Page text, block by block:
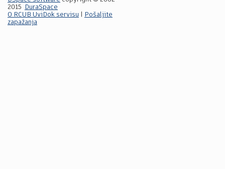
2015
DuraSpace
O RCUB UviDok servisu
Pošaljite
zapažanja